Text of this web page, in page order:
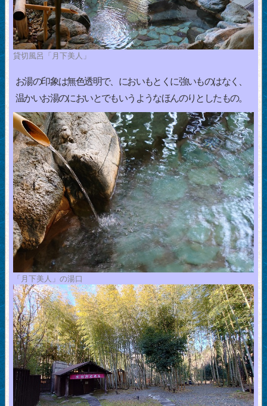
貸切風呂「月下美人」
お湯の印象は無色透明で、においもとくに強いものはなく、
温かいお湯のにおいとでもいうようなほんのりとしたもの。
「月下美人」の湯口